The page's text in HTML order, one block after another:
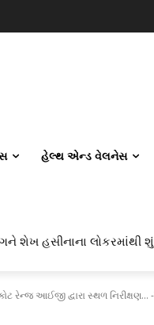
હેલ્થ એન્ડ વેલનેસ
સિવિલ એન્જિનિયરિંગ કેમ
શેખ હસીનાના લોકરમાંથી શું
રેન્જ આઈજી દ્વારા સ્થળ નિરીક્ષણ... -